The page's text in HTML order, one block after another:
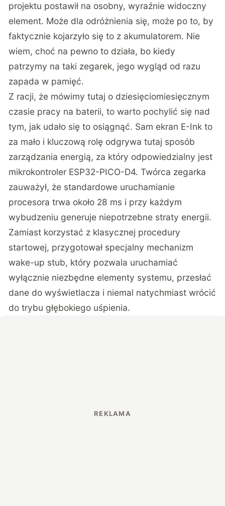
projektu postawił na osobny, wyraźnie widoczny
element. Może dla odróżnienia się, może po to, by
faktycznie kojarzyło się to z akumulatorem. Nie
wiem, choć na pewno to działa, bo kiedy
patrzymy na taki zegarek, jego wygląd od razu
zapada w pamięć.
Z racji, że mówimy tutaj o dziesięciomiesięcznym
czasie pracy na baterii, to warto pochylić się nad
tym, jak udało się to osiągnąć. Sam ekran E-Ink to
za mało i kluczową rolę odgrywa tutaj sposób
zarządzania energią, za który odpowiedzialny jest
mikrokontroler ESP32-PICO-D4. Twórca zegarka
zauważył, że standardowe uruchamianie
procesora trwa około 28 ms i przy każdym
wybudzeniu generuje niepotrzebne straty energii.
Zamiast korzystać z klasycznej procedury
startowej, przygotował specjalny mechanizm
wake-up stub, który pozwala uruchamiać
wyłącznie niezbędne elementy systemu, przesłać
dane do wyświetlacza i niemal natychmiast wrócić
do trybu głębokiego uśpienia.